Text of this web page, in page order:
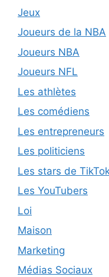
Jeux
Joueurs de la NBA
Joueurs NBA
Joueurs NFL
Les athlètes
Les comédiens
Les entrepreneurs
Les politiciens
Les stars de
Les YouTubers
Loi
Maison
Marketing
Médias Sociaux